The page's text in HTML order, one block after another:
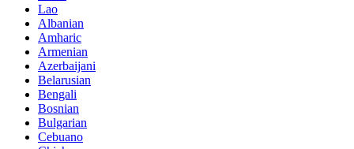
Lao
Albanian
Amharic
Armenian
Azerbaijani
Belarusian
Bengali
Bosnian
Bulgarian
Cebuano